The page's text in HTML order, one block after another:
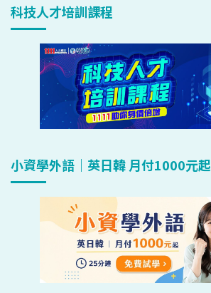
科技人才培訓課程
小資學外語｜英日韓 月付1000元起